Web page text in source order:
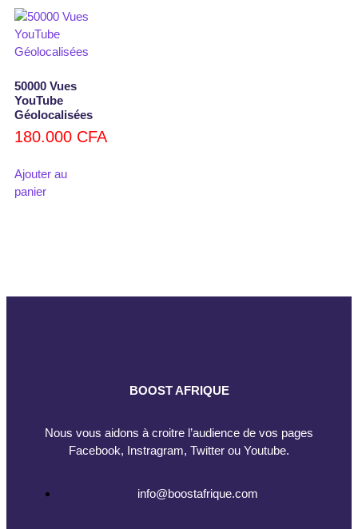
50000 Vues
YouTube
Géolocalisées
180.000 CFA
Ajouter au
panier
BOOST AFRIQUE
Nous vous aidons à croitre l’audience de vos pages
Facebook, Instragram, Twitter ou Youtube.
info@boostafrique.com